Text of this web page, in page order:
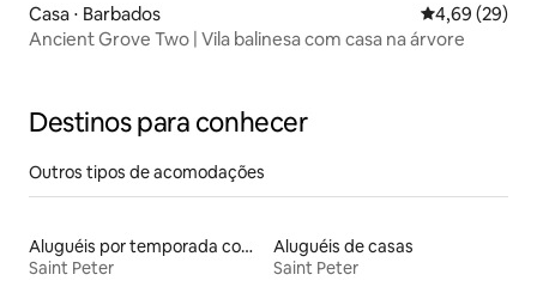
Casa ⋅ Barbados 4,69 de uma
4,69 (29)
Ancient Grove Two | Vila balinesa com casa na árvore
Destinos para conhecer
Outros tipos de acomodações
Aluguéis por temporada com acesso à praia
Saint Peter
Aluguéis de casas
Saint Peter